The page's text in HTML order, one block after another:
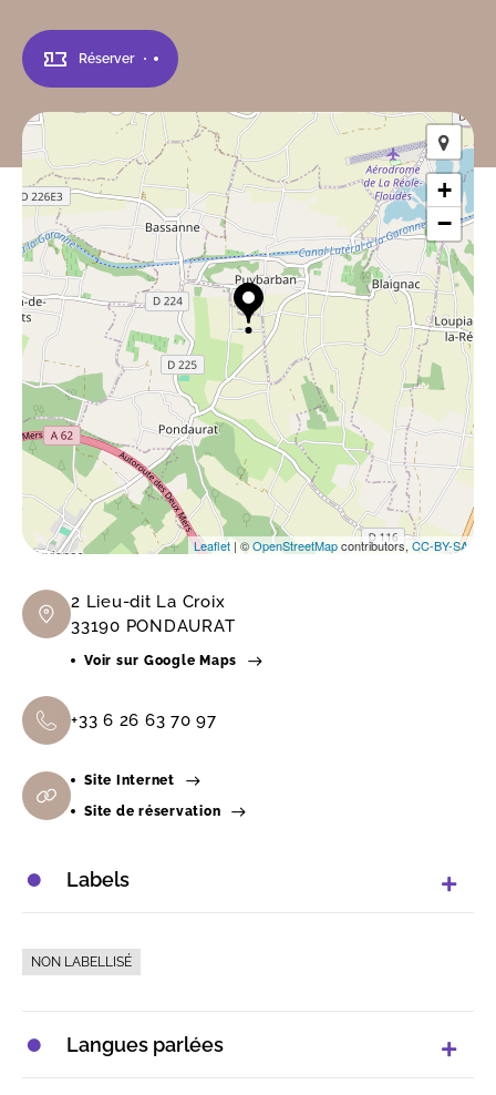
Réserver
+
−
Leaflet | ©OpenStreetMapcontributors, CC-BY-SA
2 Lieu-dit La Croix
33190 PONDAURAT
Voir sur Google Maps
+33 6 26 63 70 97
Site Internet
Site de réservation
Labels
NON LABELLISÉ
Langues parlées